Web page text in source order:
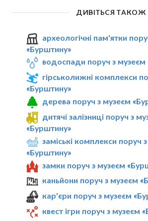
ДИВІТЬСЯ ТАКОЖ
археологічні пам'ятки
«Бурштину»
водоспади поруч з музеєм
гірськолижні комплекси
«Бурштину»
дерева поруч з музеєм
дитячі залізниці поруч з
«Бурштину»
заміські комплекси поруч
«Бурштину»
замки поруч з музеєм
каньйони поруч з музеєм
кар'єри поруч з музеєм
квест ігри поруч з музеєм